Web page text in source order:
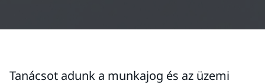
Tanácsot adunk a munkajog és az üzemi